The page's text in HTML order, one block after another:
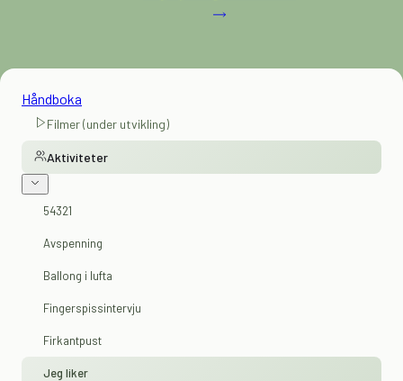
Håndboka
Filmer (under utvikling)
Aktiviteter
54321
Avspenning
Ballong i lufta
Fingerspissintervju
Firkantpust
Jeg liker